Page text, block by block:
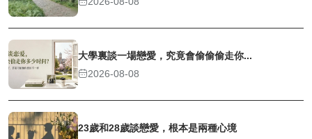
大學裏談一場戀愛，究竟會偷偷偷走你...
2026-08-08
23歲和28歲談戀愛，根本是兩種心境